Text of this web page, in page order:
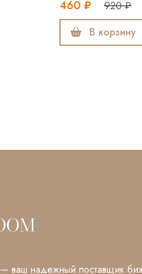
— ваш надежный поставщик